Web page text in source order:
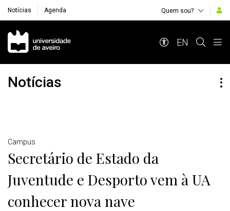
Notícias Agenda Quem sou?
Navegação Principal
EN
Notícias
Detalhes
Campus
Secretário de Estado da
Juventude e Desporto vem à UA
conhecer nova nave